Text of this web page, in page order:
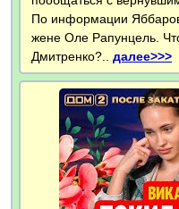
По информации
жене Оле Рапунцель.
Дмитренко?.. далее>>>